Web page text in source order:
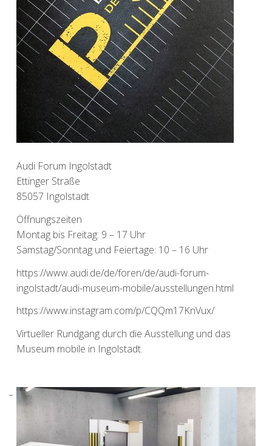
Audi Forum Ingolstadt
Ettinger Straße
85057 Ingolstadt
Öffnungszeiten
Montag bis Freitag: 9 – 17 Uhr
Samstag/Sonntag und Feiertage: 10 – 16 Uhr
https://www.audi.de/de/foren/de/audi-forum-
ingolstadt/audi-museum-mobile/ausstellungen.html
https://www.instagram.com/p/CQQm17KnVux/
Virtueller Rundgang durch die Ausstellung und das
Museum mobile in Ingolstadt.